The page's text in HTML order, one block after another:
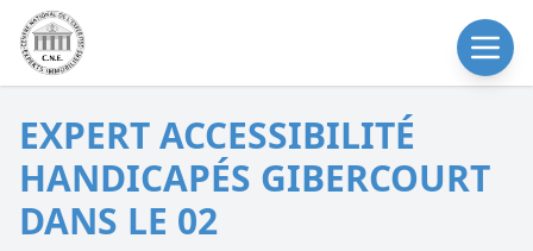
EXPERT ACCESSIBILITÉ
HANDICAPÉS GIBERCOURT
DANS LE 02